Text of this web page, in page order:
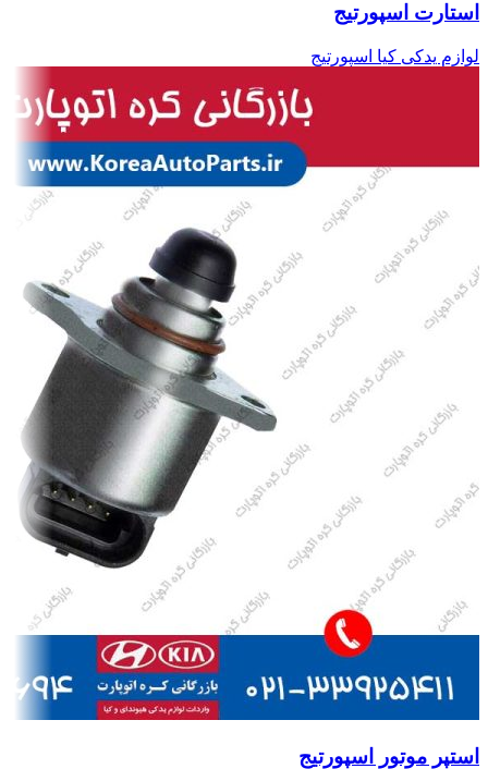
استارت اسپورتیج
لوازم یدکی کیا اسپورتیج
استپر موتور اسپورتیج